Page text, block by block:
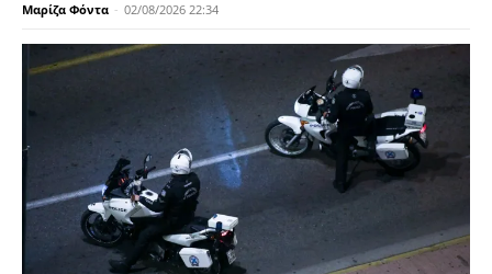
Μαρίζα Φόντα - 02/08/2026 22:34